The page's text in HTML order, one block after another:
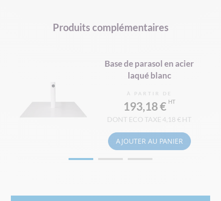
Produits complémentaires
Base de parasol en acier
laqué blanc
À PARTIR DE
193,18 €
4,18 €
AJOUTER AU PANIER